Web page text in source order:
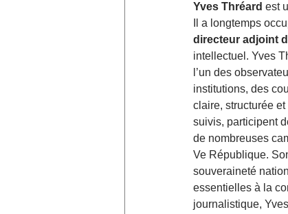
Yves Thréard est
Il a longtemps
directeur adjoint
intellectuel. Yves
l’un des
institutions, des
claire, structurée
suivis, participent
de nombreuses
Ve République.
souveraineté
essentielles à la
journalistique,